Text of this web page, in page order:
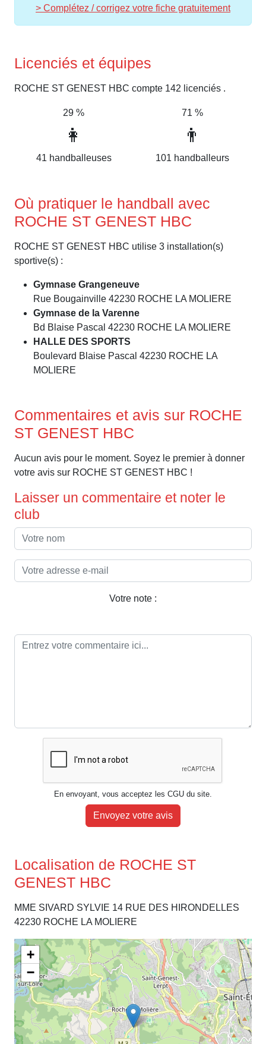
> Complétez / corrigez votre fiche gratuitement
Licenciés et équipes
ROCHE ST GENEST HBC compte 142 licenciés .
29 % 71 %
👩 👨
41 handballeuses 101 handballeurs
Où pratiquer le handball avec
ROCHE ST GENEST HBC
ROCHE ST GENEST HBC utilise 3 installation(s)
sportive(s) :
Gymnase Grangeneuve
Rue Bougainville 42230 ROCHE LA MOLIERE
Gymnase de la Varenne
Bd Blaise Pascal 42230 ROCHE LA MOLIERE
HALLE DES SPORTS
Boulevard Blaise Pascal 42230 ROCHE LA
MOLIERE
Commentaires et avis sur ROCHE
ST GENEST HBC
Aucun avis pour le moment. Soyez le premier à donner
votre avis sur ROCHE ST GENEST HBC !
Laisser un commentaire et noter le
club
Votre note :
En envoyant, vous acceptez les CGU du site.
Envoyez votre avis
Localisation de ROCHE ST
GENEST HBC
MME SIVARD SYLVIE 14 RUE DES HIRONDELLES
42230 ROCHE LA MOLIERE
+
−